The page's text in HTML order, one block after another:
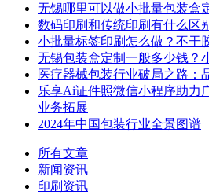
无锡哪里可以做小批量包装盒
数码印刷和传统印刷有什么区
小批量标签印刷怎么做？不干
无锡包装盒定制一般多少钱？
医疗器械包装行业破局之路：
乐享Ai证件照微信小程序助力
业务拓展
2024年中国包装行业全景图谱
所有文章
新闻资讯
印刷资讯